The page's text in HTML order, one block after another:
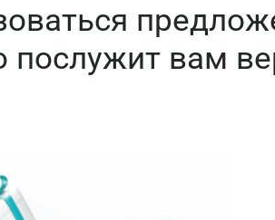
послужит вам